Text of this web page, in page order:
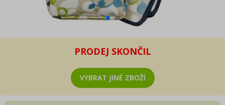
PRODEJ SKONČIL
VYBRAT JINÉ ZBOŽÍ